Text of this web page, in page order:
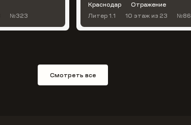
№323
Краснодар
Отражение
Литер 1.1
10 этаж из 23 №86
Смотреть все